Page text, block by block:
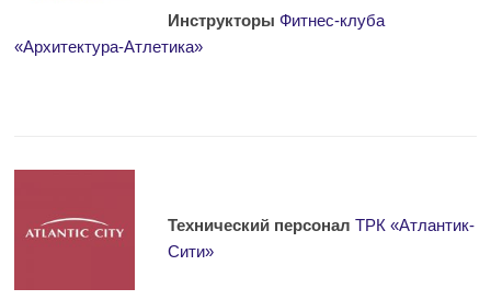
ИнструкторыФитнес-клуба
«Архитектура-Атлетика»
Технический персонал ТРК «Атлантик-
Сити»